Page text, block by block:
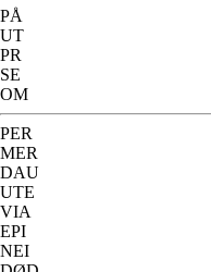
PÅ
UT
PR
SE
OM
PER
MER
DAU
UTE
VIA
EPI
NEI